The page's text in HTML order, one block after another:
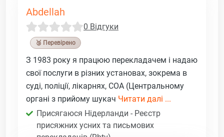
Abdellah
0 Відгуки
🥉 Перевірено
З 1983 року я працюю перекладачем і надаю
свої послуги в різних установах, зокрема в
суді, поліції, лікарнях, COA (Центральному
органі з прийому шукач Читати далі ...
Присягаюся Нідерланди - Реєстр
присяжних усних та письмових